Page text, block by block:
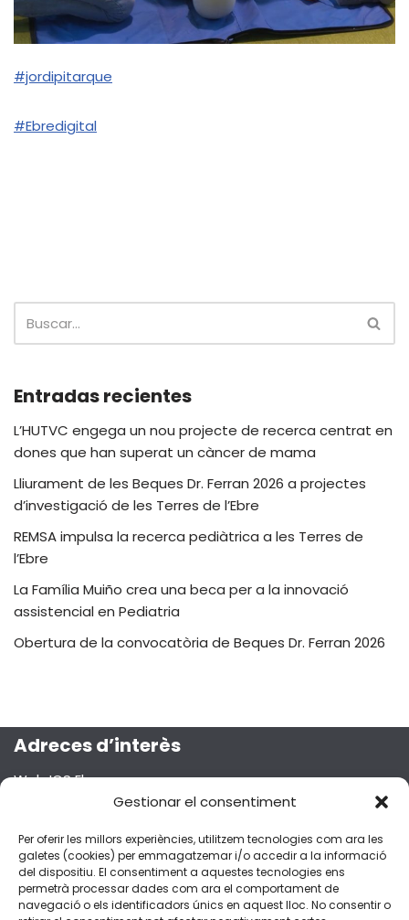
Gestionar el consentiment
Per oferir les millors experiències, utilitzem tecnologies com ara les
galetes (cookies) per emmagatzemar i/o accedir a la informació
del dispositiu. El consentiment a aquestes tecnologies ens
permetrà processar dades com ara el comportament de
navegació o els identificadors únics en aquest lloc. No consentir o
#jordipitarque
#Ebredigital
Entradas recientes
L’HUTVC engega un nou projecte de recerca centrat en
dones que han superat un càncer de mama
Lliurament de les Beques Dr. Ferran 2026 a projectes
d’investigació de les Terres de l’Ebre
REMSA impulsa la recerca pediàtrica a les Terres de
l’Ebre
La Família Muiño crea una beca per a la innovació
assistencial en Pediatria
Obertura de la convocatòria de Beques Dr. Ferran 2026
Adreces d’interès
Web ICS Ebre
Projecte Emma
Segueix-nos a les xarxes socials!